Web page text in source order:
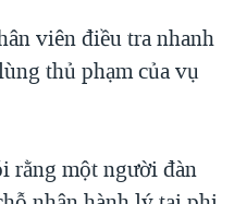
TỪ NÔNG THÔN MỸ
viên điều tra nhanh
thủ phạm của vụ
rằng một người đàn